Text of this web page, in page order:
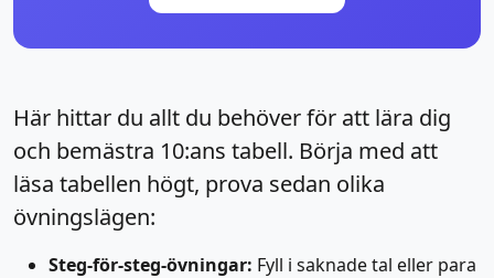
Här hittar du allt du behöver för att lära dig
och bemästra 10:ans tabell. Börja med att
läsa tabellen högt, prova sedan olika
övningslägen:
Steg-för-steg-övningar: Fyll i saknade tal eller para